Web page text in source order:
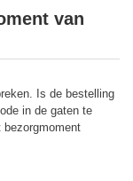
van
Is de bestelling
in de gaten te
bezorgmoment